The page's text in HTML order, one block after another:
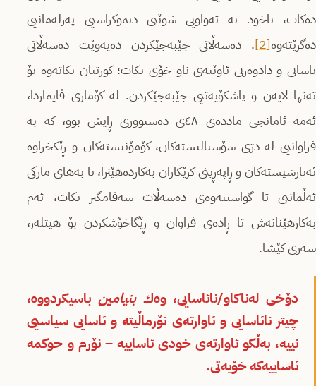
دەكات، یاخود بە تەواویی شوێنی دیموكراسیی پەرلەمانیی
دەگرێتەوە[2]
. دەسەڵاتی جێبەجێكردن دەیەوێت دەسەڵاتی
یاسایی و دادوەریی ئاوێتەى ناو خۆی بكات؛ كورتیان بكاتەوە بۆ
تەنها لایەن و پاشكۆیەتیی جێبەجێكردن. لە كۆماری ڤایماردا،
ئەمە ئامانجی ماددەى ٤٨ی دەستووری ڕایش بوو، كە بە
فراوانیی لە دژی سۆسیالیستەكان، كۆمۆنیستەكان و ڕێكخراوە
ئەنارشیستەكان و ڕاپەڕینی كرێكاران بەكاردەهێنرا، تا بەهای ماركی
ئەڵمانیی تا گواستنەوەى دەسەڵات سەقامگیر بكات، ئەم
بەكارهێنانەش تا ڕادەى فراوان و ڕێگاخۆشكردن بۆ هیتلەر،
سەری كێشا.
دۆخی لەناكاو/نائاسایی، وەكبنیامین باسیكردووە،
چیتر نائاسایی و ئاوارتەى نۆرماڵیتە و ئاسایی سیاسیی
نییە، بەڵكو ئاوارتەى خودی ئاساییە – نۆرم و حوكمە
ئاساییەكە خۆیەتی.